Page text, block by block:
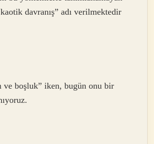
davranış” adı verilmektedir
ve boşluk” iken, bugün onu bir